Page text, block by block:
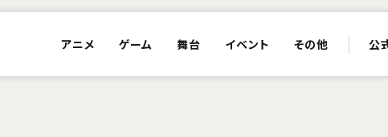
アニメ ゲーム 舞台 イベント その他 公